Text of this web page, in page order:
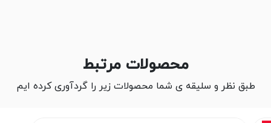
محصولات مرتبط
طبق نظر و سلیقه ی شما محصولات زیر را گردآوری کرده ایم